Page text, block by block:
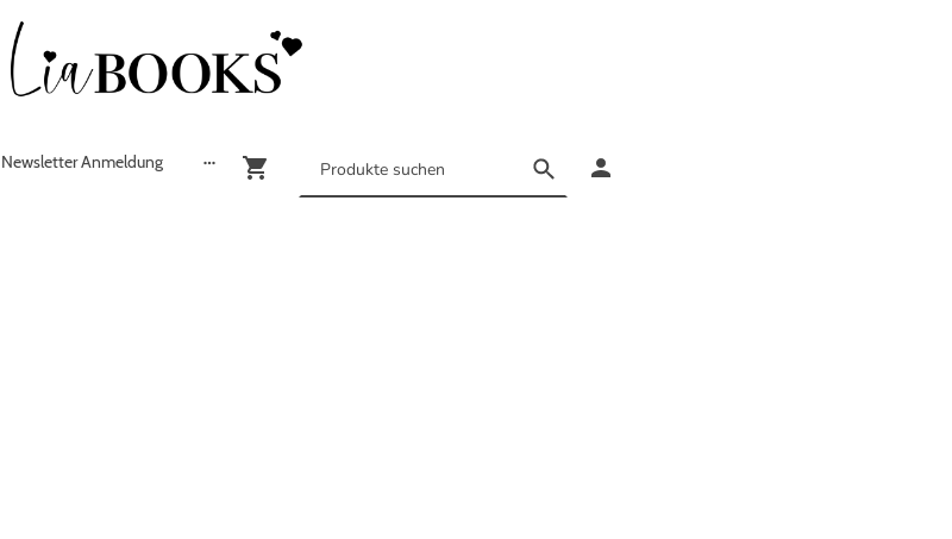
Newsletter Anmeldung